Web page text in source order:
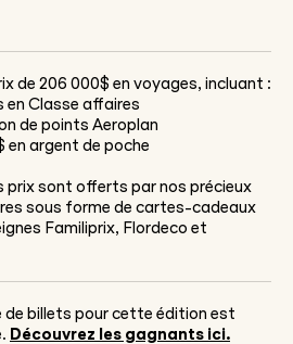
de 206 000$ en voyages, incluant :
en Classe affaires
de points Aeroplan
en argent de poche
prix sont offerts par nos précieux
sous forme de cartes-cadeaux
Familiprix, Flordeco et
de billets pour cette édition est
Découvrez les gagnants ici.